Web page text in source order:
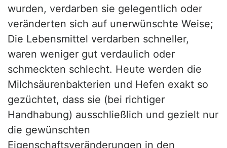
wurden, verdarben sie gelegentlich oder
veränderten sich auf unerwünschte Weise;
Die Lebensmittel verdarben schneller,
waren weniger gut verdaulich oder
schmeckten schlecht. Heute werden die
Milchsäurenbakterien und Hefen exakt so
gezüchtet, dass sie (bei richtiger
Handhabung) ausschließlich und gezielt nur
die gewünschten
Eigenschaftsveränderungen in den